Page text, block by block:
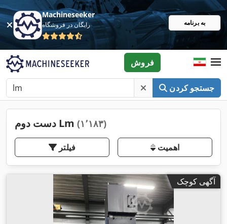
Machineseeker
رایگان در فروشگاه به برنامه
جستجو کردن
فروش
دست دوم Lm (۱٬۱۸۳)
فیلتر اهمیت
آگهی کوچک